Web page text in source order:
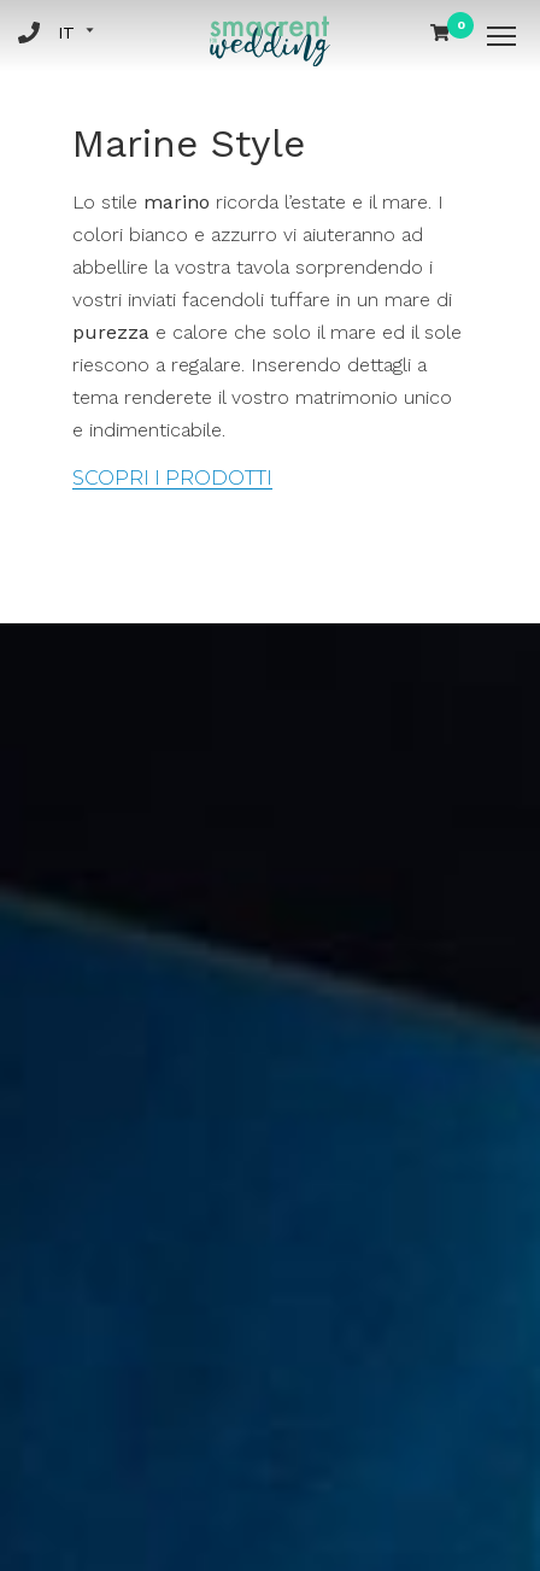
0
Marine Style
Lo stile marino ricorda l’estate e il mare. I
colori bianco e azzurro vi aiuteranno ad
abbellire la vostra tavola sorprendendo i
vostri inviati facendoli tuffare in un mare di
purezza e calore che solo il mare ed il sole
riescono a regalare. Inserendo dettagli a
tema renderete il vostro matrimonio unico
e indimenticabile.
SCOPRI I PRODOTTI